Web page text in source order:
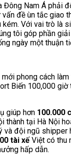
Đông Nam Á phải
đề ùn tắc giao
kém. Với vai trò là
tôi góp phần
ngày một thuận
giúp hơn 100.000
thành tại Hà Nội
và đội ngũ shipper
tài xếViệt có thu
hấp dẫn.